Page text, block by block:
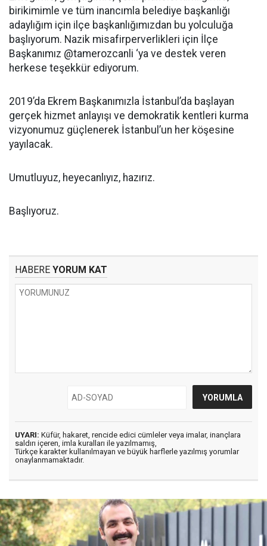
birikimimle ve tüm inancımla belediye başkanlığı
adaylığım için ilçe başkanlığımızdan bu yolculuğa
başlıyorum. Nazik misafirperverlikleri için İlçe
Başkanımız @tamerozcanli ‘ya ve destek veren
herkese teşekkür ediyorum.
2019’da Ekrem Başkanımızla İstanbul’da başlayan
gerçek hizmet anlayışı ve demokratik kentleri kurma
vizyonumuz güçlenerek İstanbul’un her köşesine
yayılacak.
Umutluyuz, heyecanlıyız, hazırız.
Başlıyoruz.
HABERE YORUM KAT
UYARI: Küfür, hakaret, rencide edici cümleler veya imalar, inançlara
saldırı içeren, imla kuralları ile yazılmamış,
Türkçe karakter kullanılmayan ve büyük harflerle yazılmış yorumlar
onaylanmamaktadır.